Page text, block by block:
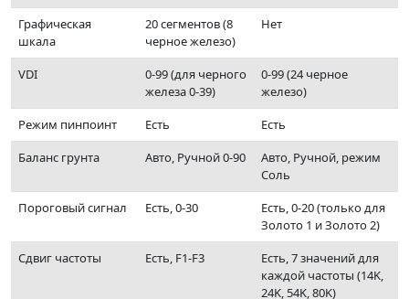
Графическая
шкала
20 сегментов (8
черное железо)
Нет
VDI
0-99 (для черного
железа 0-39)
0-99 (24 черное
железо)
Режим пинпоинт
Есть
Есть
Баланс грунта
Авто, Ручной 0-90
Авто, Ручной, режим
Соль
Пороговый сигнал
Есть, 0-30
Есть, 0-20 (только для
Золото 1 и Золото 2)
Сдвиг частоты
Есть, F1-F3
Есть, 7 значений для
каждой частоты (14K,
24K, 54K, 80K)